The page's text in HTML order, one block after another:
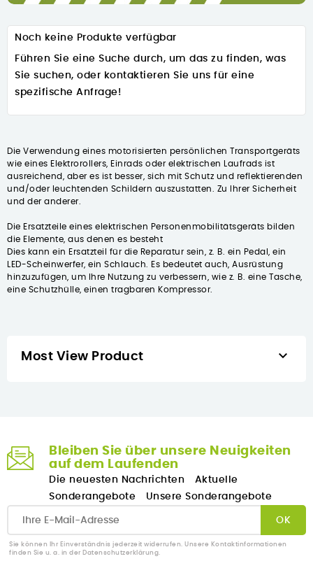
Noch keine Produkte verfügbar
Führen Sie eine Suche durch, um das zu finden, was
Sie suchen, oder kontaktieren Sie uns für eine
spezifische Anfrage!
Die Verwendung eines motorisierten persönlichen Transportgeräts
wie eines Elektrorollers, Einrads oder elektrischen Laufrads ist
ausreichend, aber es ist besser, sich mit Schutz und reflektierenden
und/oder leuchtenden Schildern auszustatten. Zu Ihrer Sicherheit
und der anderer.
Die Ersatzteile eines elektrischen Personenmobilitätsgeräts bilden
die Elemente, aus denen es besteht
Dies kann ein Ersatzteil für die Reparatur sein, z. B. ein Pedal, ein
LED-Scheinwerfer, ein Schlauch. Es bedeutet auch, Ausrüstung
hinzuzufügen, um Ihre Nutzung zu verbessern, wie z. B. eine Tasche,
eine Schutzhülle, einen tragbaren Kompressor.
Most View Product 
Bleiben Sie über unsere Neuigkeiten
auf dem Laufenden
Die neuesten Nachrichten
Aktuelle
Sonderangebote
Unsere Sonderangebote
Sie können Ihr Einverständnis jederzeit widerrufen. Unsere Kontaktinformationen
finden Sie u. a. in der Datenschutzerklärung.